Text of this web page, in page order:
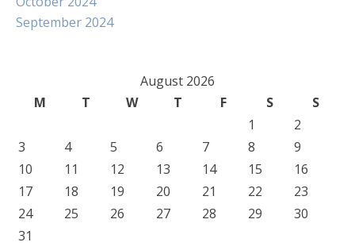
September 2024
August 2026
M
T W T F S
S
1
2
3
4 5 6 7 8
9
10
11 12 13 14 15
16
17
18 19 20 21 22
23
24
25 26 27 28 29
30
31